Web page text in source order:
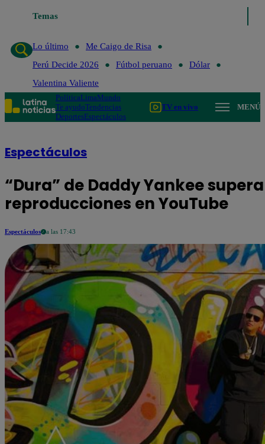
Temas
Lo último
Me Caigo de Risa
Perú Decide 2026
Fútbol peruano
Dólar
Valentina Valiente
PolíticaLimaMundo
Te ayudoTendencias
DeportesEspectáculos
TV en vivo MENÚ
Espectáculos
“Dura” de Daddy Yankee
reproducciones en YouTube
Espectáculos a las 17:43